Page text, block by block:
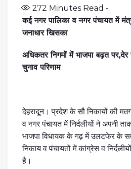
272 Minutes Read -
कई नगर पालिका व नगर पंचायत में
जनाधार खिसका
अधिकतर निगमों में भाजपा बढ़त पर,देर
चुनाव परिणाम
देहरादून। प्रदेश के सौ निकायों की
व नगर पंचायत में निर्दलीयों ने अपनी
भाजपा विधायक के गढ़ में उलटफेर के
निकाय व पंचायतों में कांग्रेस व
है।